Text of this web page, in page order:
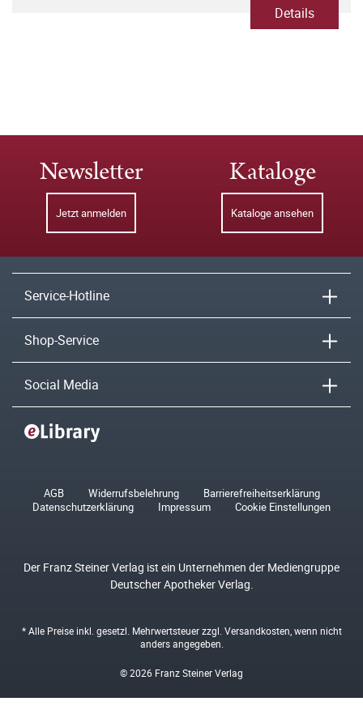
Details
Newsletter
Jetzt anmelden
Kataloge
Kataloge ansehen
Service-Hotline
Shop-Service
Social Media
AGB Widerrufsbelehrung
Barrierefreiheitserklärung
Datenschutzerklärung
Impressum Cookie Einstellungen
Der Franz Steiner Verlag ist ein Unternehmen der Mediengruppe
Deutscher Apotheker Verlag.
* Alle Preise inkl. gesetzl. Mehrwertsteuer zzgl. Versandkosten , wenn nicht
anders angegeben.
© 2026 Franz Steiner Verlag